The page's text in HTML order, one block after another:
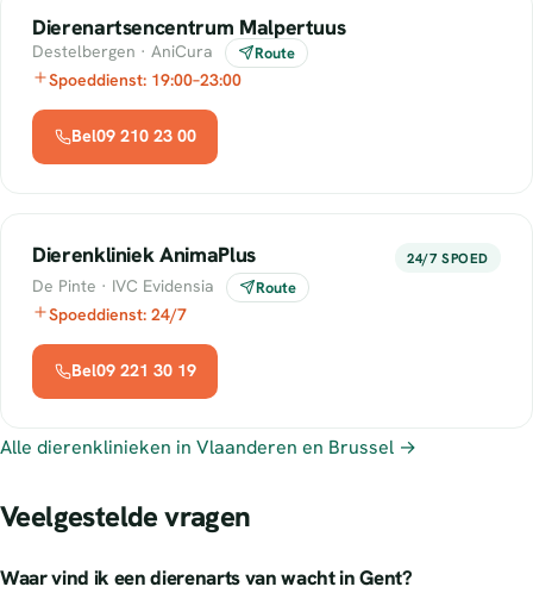
Dierenartsencentrum Malpertuus
Destelbergen · AniCura Route
Spoeddienst: 19:00–23:00
Bel09 210 23 00
Dierenkliniek AnimaPlus 24/7 SPOED
De Pinte · IVC Evidensia Route
Spoeddienst: 24/7
Bel09 221 30 19
Alle dierenklinieken in Vlaanderen en Brussel →
Veelgestelde vragen
Waar vind ik een dierenarts van wacht in Gent?